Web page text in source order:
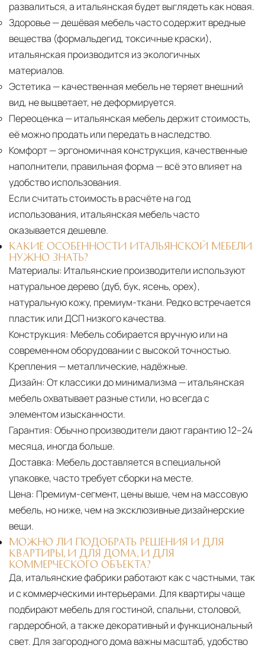
развалиться, а итальянская будет выглядеть как новая.
Здоровье— дешёвая мебель часто содержит вредные
вещества (формальдегид, токсичные краски),
итальянская производится из экологичных
материалов.
Эстетика — качественная мебель не теряет внешний
вид, не выцветает, не деформируется.
Переоценка — итальянская мебель держит стоимость,
её можно продать или передать в наследство.
Комфорт— эргономичная конструкция, качественные
наполнители, правильная форма — всё это влияет на
удобство использования.
Если считать стоимость в расчёте на год
использования, итальянская мебель часто
оказывается дешевле.
КАКИЕ ОСОБЕННОСТИ ИТАЛЬЯНСКОЙ МЕБЕЛИ
НУЖНО ЗНАТЬ?
Материалы: Итальянские производители используют
натуральное дерево (дуб, бук, ясень, орех),
натуральную кожу, премиум-ткани. Редко встречается
пластик или ДСП низкого качества.
Конструкция: Мебель собирается вручную или на
современном оборудовании с высокой точностью.
Крепления — металлические, надёжные.
Дизайн: От классики до минимализма — итальянская
мебель охватывает разные стили, но всегда с
элементом изысканности.
Гарантия: Обычно производители дают гарантию 12–24
месяца, иногда больше.
Доставка: Мебель доставляется в специальной
упаковке, часто требует сборки на месте.
Цена: Премиум-сегмент, цены выше, чем на массовую
мебель, но ниже, чем на эксклюзивные дизайнерские
вещи.
МОЖНО ЛИ ПОДОБРАТЬ РЕШЕНИЯ И ДЛЯ
КВАРТИРЫ, И ДЛЯ ДОМА, И ДЛЯ
КОММЕРЧЕСКОГО ОБЪЕКТА?
Да, итальянские фабрики работают как с частными, так
и с коммерческими интерьерами. Для квартиры чаще
подбирают мебель для гостиной, спальни, столовой,
гардеробной, а также декоративный и функциональный
свет. Для загородного дома важны масштаб, удобство